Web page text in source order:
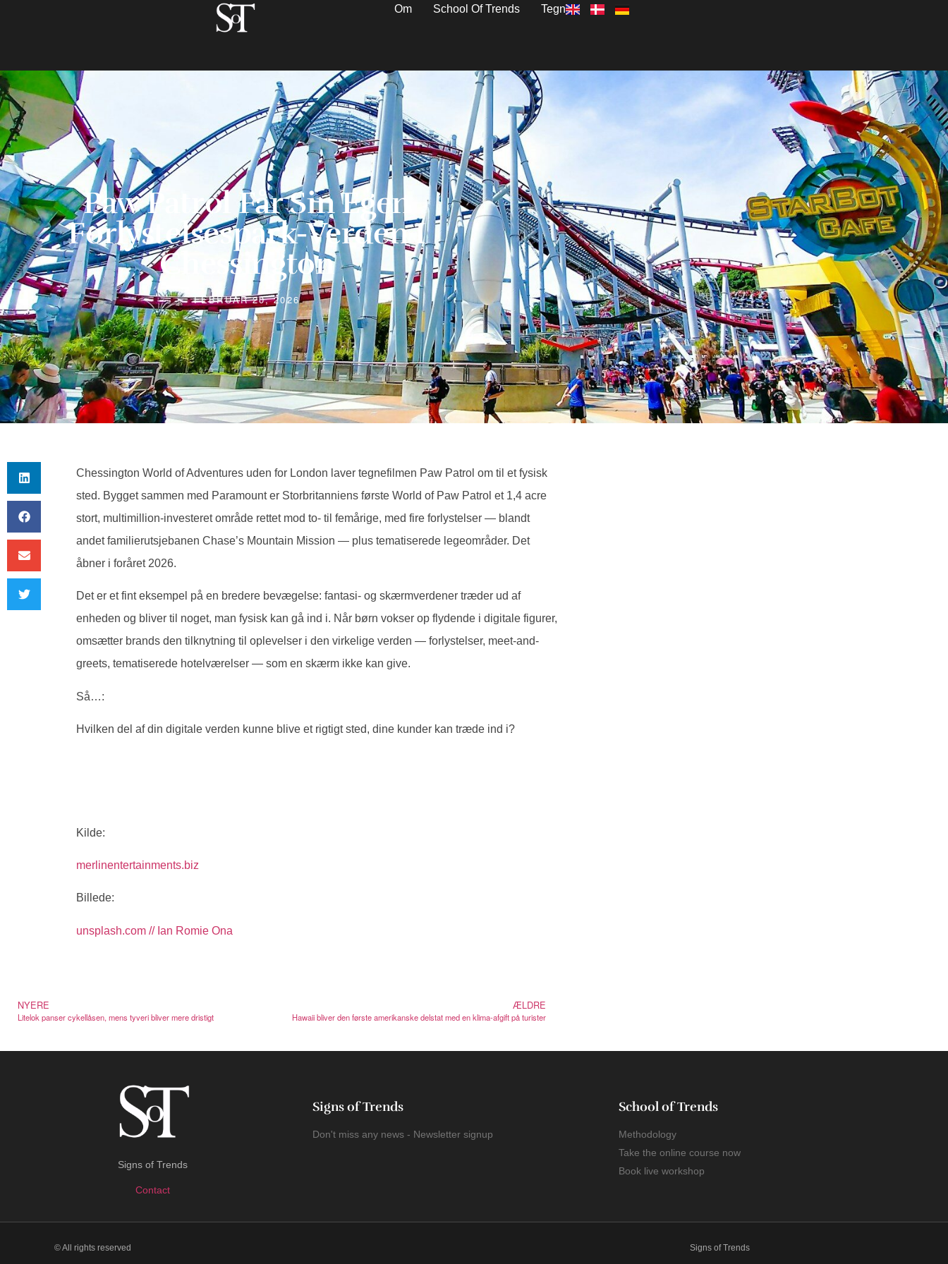
Om School Of Trends Tegn
Paw Patrol Får Sin Egen
Forlystelsespark-Verden I
Chessington
FEBRUAR 20, 2026
Chessington World of Adventures uden for London laver tegnefilmen Paw Patrol om til et fysisk
sted. Bygget sammen med Paramount er Storbritanniens første World of Paw Patrol et 1,4 acre
stort, multimillion-investeret område rettet mod to- til femårige, med fire forlystelser — blandt
andet familierutsjebanen Chase’s Mountain Mission — plus tematiserede legeområder. Det
åbner i foråret 2026.
Det er et fint eksempel på en bredere bevægelse: fantasi- og skærmverdener træder ud af
enheden og bliver til noget, man fysisk kan gå ind i. Når børn vokser op flydende i digitale figurer,
omsætter brands den tilknytning til oplevelser i den virkelige verden — forlystelser, meet-and-
greets, tematiserede hotelværelser — som en skærm ikke kan give.
Så…:
Hvilken del af din digitale verden kunne blive et rigtigt sted, dine kunder kan træde ind i?
Kilde:
merlinentertainments.biz
Billede:
unsplash.com // Ian Romie Ona
NYERE
Litelok panser cykellåsen, mens tyveri bliver mere dristigt
ÆLDRE
Hawaii bliver den første amerikanske delstat med en klima-afgift på turister
Signs of Trends
Contact
Signs of Trends
Don't miss any news - Newsletter signup
School of Trends
Methodology
Take the online course now
Book live workshop
© All rights reserved Signs of Trends